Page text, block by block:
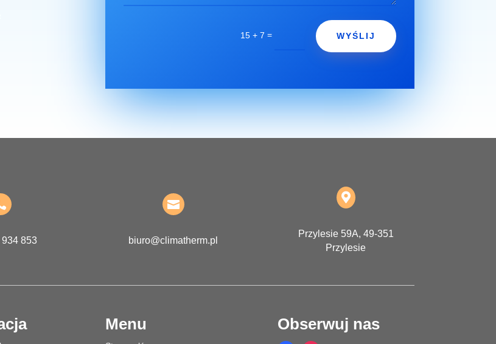
15 + 7 = WYŚLIJ
853

biuro@climatherm.pl

Przylesie 59A, 49-351
Przylesie
Menu Obserwuj nas